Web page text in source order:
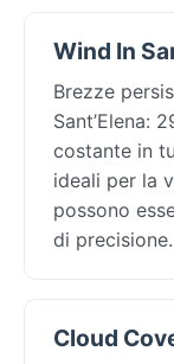
Wind In
Brezze
Sant’Elena:
costante in
ideali per la
possono
di precisione.
Cloud